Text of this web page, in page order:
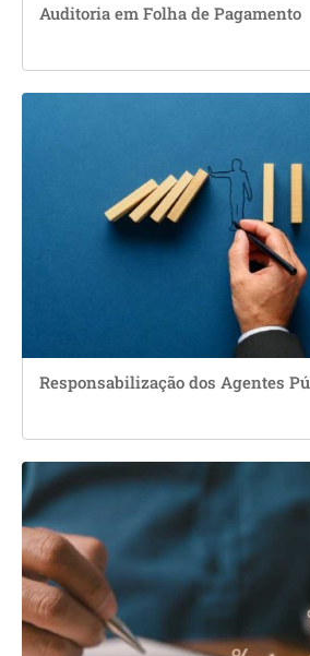
Auditoria em Folha de Pagamento
Responsabilização dos Agentes